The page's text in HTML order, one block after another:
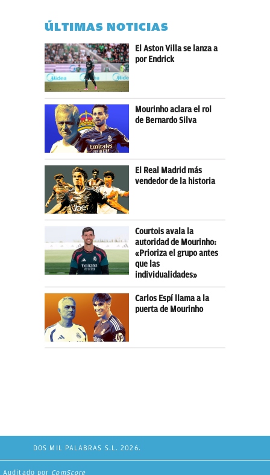
ÚLTIMAS NOTICIAS
El Aston Villa se lanza a
por Endrick
Mourinho aclara el rol
de Bernardo Silva
El Real Madrid más
vendedor de la historia
Courtois avala la
autoridad de Mourinho:
«Prioriza el grupo antes
que las
individualidades»
Carlos Espí llama a la
puerta de Mourinho
DOS MIL PALABRAS S.L. 2026.
Auditado por ComScore